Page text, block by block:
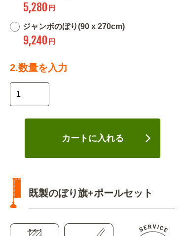
5,280 円
ジャンボのぼり(90 x 270cm)
9,240 円
2.数量を入力
カートに入れる
既製のぼり旗+ポールセット